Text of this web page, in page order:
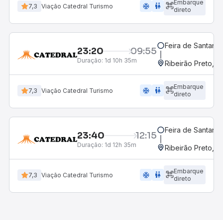
7,3 Viação Catedral Turismo ac_unit wc
Embarque
direto
23:20 09:55
Duração: 1d 10h 35m
Feira de
Ribeirão Preto,
7,3 Viação Catedral Turismo ac_unit wc
Embarque
direto
23:40 12:15
Duração: 1d 12h 35m
Feira de
Ribeirão Preto,
7,3 Viação Catedral Turismo ac_unit wc
Embarque
direto